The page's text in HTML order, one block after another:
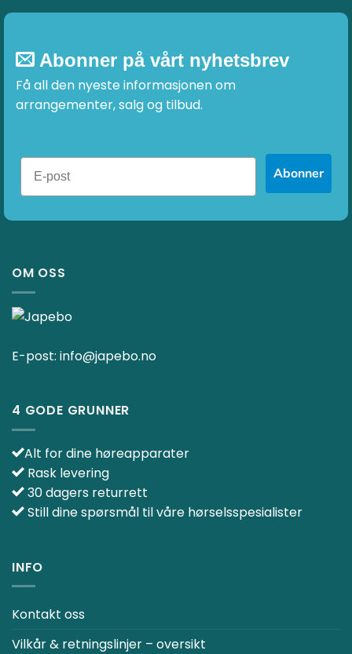
Abonner på vårt nyhetsbrev
Få all den nyeste informasjonen om
arrangementer, salg og tilbud.
Abonner
OM OSS
E-post: info@japebo.no
4 GODE GRUNNER
Alt for dine høreapparater
Rask levering
30 dagers returrett
Still dine spørsmål til våre hørselsspesialister
INFO
Kontakt oss
Vilkår & retningslinjer – oversikt